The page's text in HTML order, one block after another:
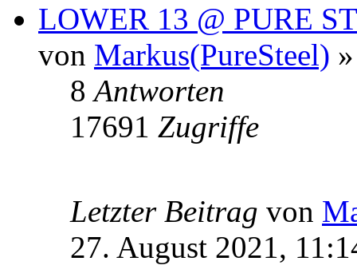
LOWER 13 @ PURE
von Markus(PureSteel)
8Antworten
17691 Zugriffe
Letzter Beitrag von
27. August 2021,